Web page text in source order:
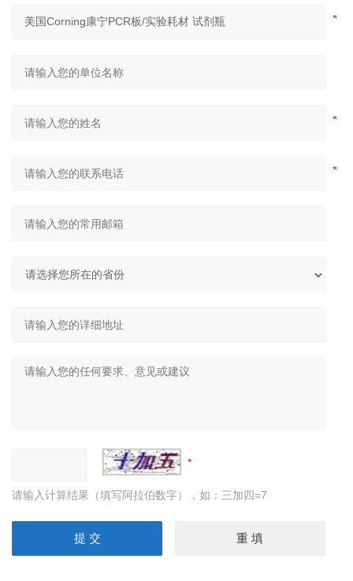
请输入计算结果（填写阿拉伯数字），如：三加四=7